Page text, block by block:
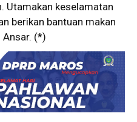
Utamakan keselamatan
berikan bantuan makan
Ansar. (*)